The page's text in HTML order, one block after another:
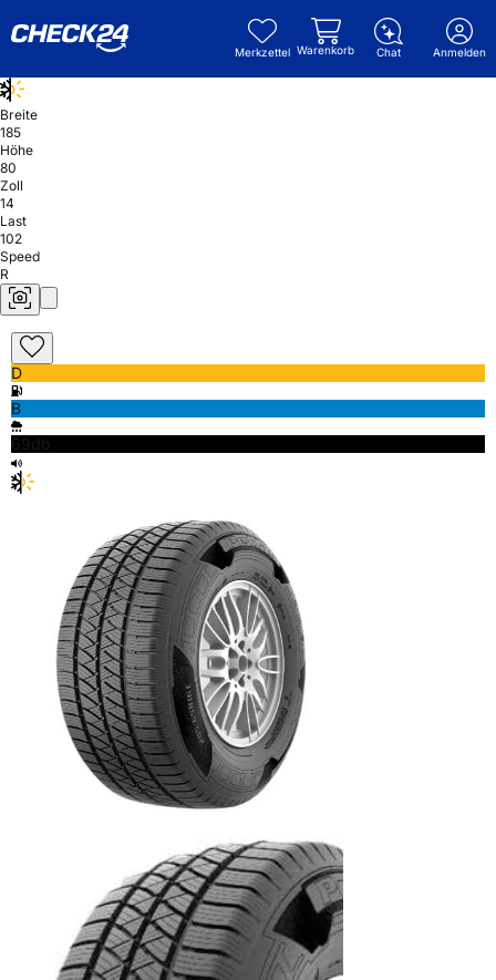
Merkzettel Warenkorb Chat Anmelden
Breite
185
Höhe
80
Zoll
14
Last
102
Speed
R
D
B
69db